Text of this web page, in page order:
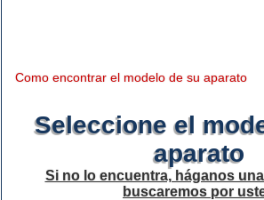
Como encontrar el modelo de su aparato
Seleccione el
aparato
Si no lo encuentra, háganos
buscaremos por